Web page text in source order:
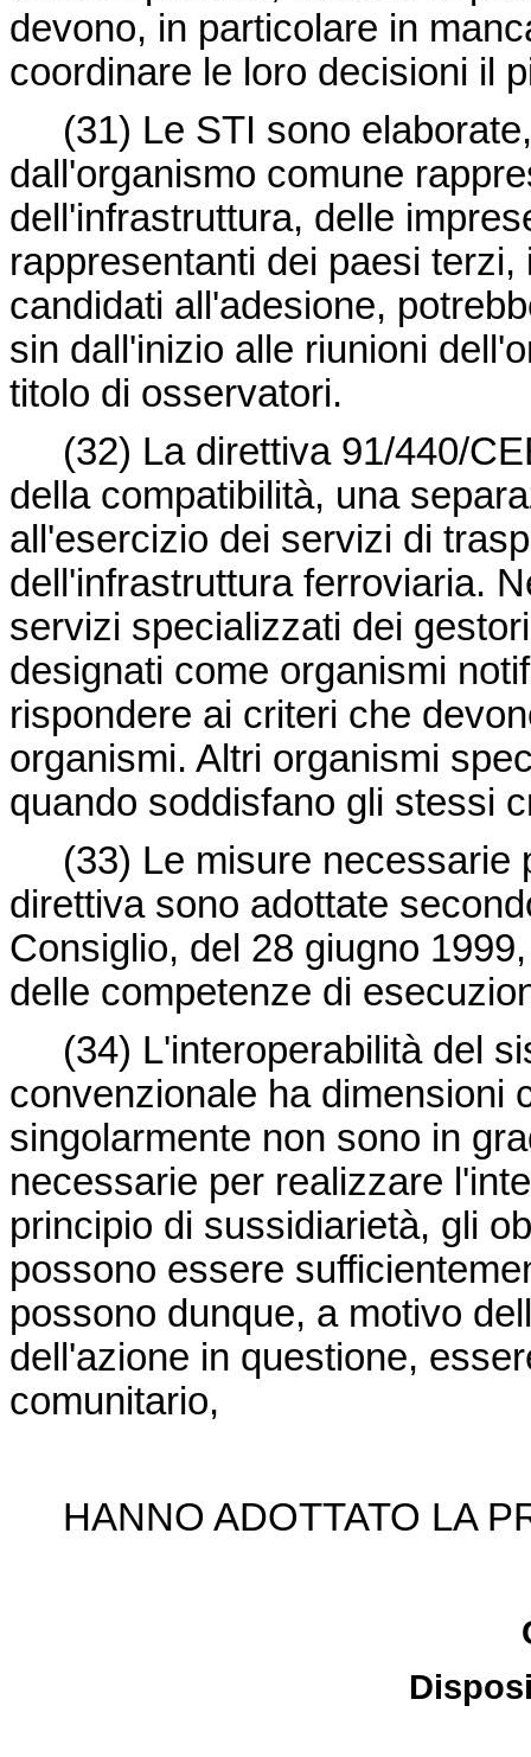
devono, in particolare in
coordinare le loro decisioni il
(31) Le STI sono
dall'organismo comune
dell'infrastruttura, delle
rappresentanti dei paesi
candidati all'adesione,
sin dall'inizio alle riunioni
titolo di osservatori.
(32) La direttiva 91/440/
della compatibilità, una
all'esercizio dei servizi di
dell'infrastruttura ferroviaria.
servizi specializzati dei
designati come organismi
rispondere ai criteri che
organismi. Altri organismi
quando soddisfano gli stessi
(33) Le misure necessarie
direttiva sono adottate
Consiglio, del 28 giugno
delle competenze di
(34) L'interoperabilità del
convenzionale ha dimensioni
singolarmente non sono in
necessarie per realizzare
principio di sussidiarietà, gli
possono essere
possono dunque, a motivo
dell'azione in questione,
comunitario,
HANNO ADOTTATO LA